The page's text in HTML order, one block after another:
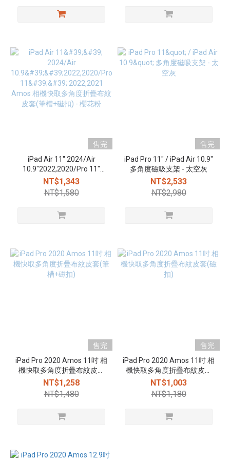
售完
iPad Air 11'' 2024/Air
10.9''2022,2020/Pro 11''
2022,2021 Amos 相機快取
多角度折疊布紋皮套(筆槽
+磁扣) - 櫻花粉
NT$1,343
NT$1,580
售完
iPad Pro 11" / iPad Air 10.9"
多角度磁吸支架 - 太空灰
NT$2,533
NT$2,980
售完
iPad Pro 2020 Amos 11吋 相
機快取多角度折疊布紋皮套
(筆槽+磁扣)
NT$1,258
NT$1,480
售完
iPad Pro 2020 Amos 11吋 相
機快取多角度折疊布紋皮套
(磁扣)
NT$1,003
NT$1,180